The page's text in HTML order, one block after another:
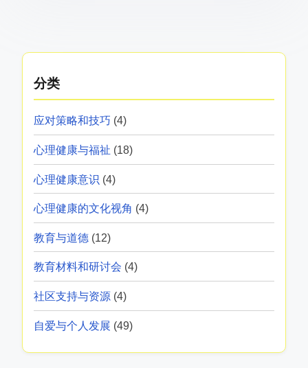
分类
应对策略和技巧 (4)
心理健康与福祉 (18)
心理健康意识 (4)
心理健康的文化视角 (4)
教育与道德 (12)
教育材料和研讨会 (4)
社区支持与资源 (4)
自爱与个人发展 (49)